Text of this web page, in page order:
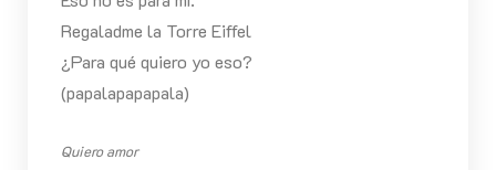
Regaladme la Torre Eiffel
¿Para qué quiero yo eso?
(papalapapapala)
Quiero amor